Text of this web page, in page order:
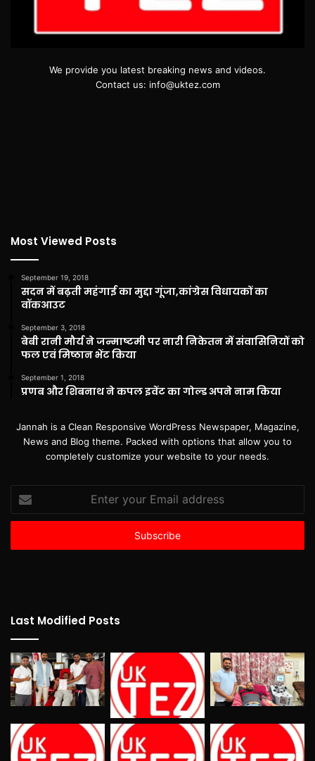
We provide you latest breaking news and videos.
Contact us: info@uktez.com
Most Viewed Posts
September 19, 2018
सदन में बढ़ती महंगाई का मुद्दा गूंजा,कांग्रेस विधायकों का
वॉकआउट
September 3, 2018
बेबी रानी मौर्य ने जन्माष्टमी पर नारी निकेतन में संवासिनियों को
फल एवं मिष्ठान भेंट किया
September 1, 2018
प्रणब और शिबनाथ ने कपल इवेंट का गोल्ड अपने नाम किया
Jannah is a Clean Responsive WordPress Newspaper, Magazine,
News and Blog theme. Packed with options that allow you to
completely customize your website to your needs.
Enter
your
Email
Last Modified Posts